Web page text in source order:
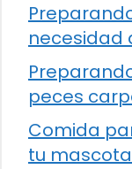
necesidad
peces
Comida
tu